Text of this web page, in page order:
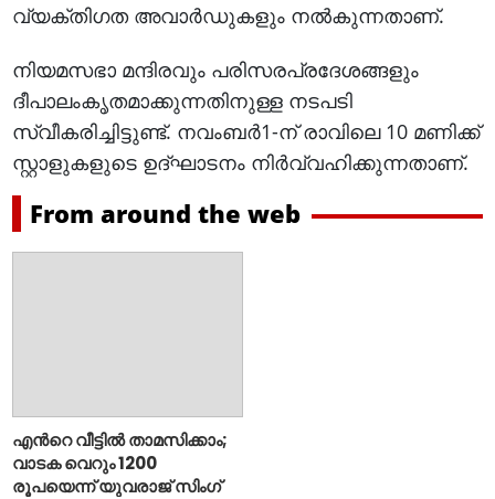
വ്യക്തിഗത അവാർഡുകളും നൽകുന്നതാണ്.
നിയമസഭാ മന്ദിരവും പരിസരപ്രദേശങ്ങളും
ദീപാലംകൃതമാക്കുന്നതിനുള്ള നടപടി
സ്വീകരിച്ചിട്ടുണ്ട്. നവംബർ1-ന് രാവിലെ 10 മണിക്ക്
സ്റ്റാളുകളുടെ ഉദ്ഘാടനം നിർവ്വഹിക്കുന്നതാണ്.
From around the web
എന്‍റെ വീട്ടില്‍ താമസിക്കാം;
വാടക വെറും 1200
രൂപയെന്ന് യുവരാജ് സിംഗ്